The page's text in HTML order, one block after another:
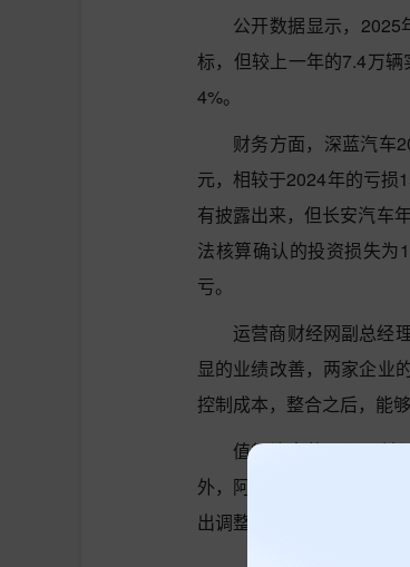
公开数据显示，2025
标，但较上一年的7.4万
4%。
财务方面，深蓝汽车
元，相较于2024年的亏损
有披露出来，但长安汽车
法核算确认的投资损失为
亏。
运营商财经网副总经
显的业绩改善，两家企业
控制成本，整合之后，能
值得注意的是，目前
外，阿维塔董事长现由王
出调整吗？运营商财经网将